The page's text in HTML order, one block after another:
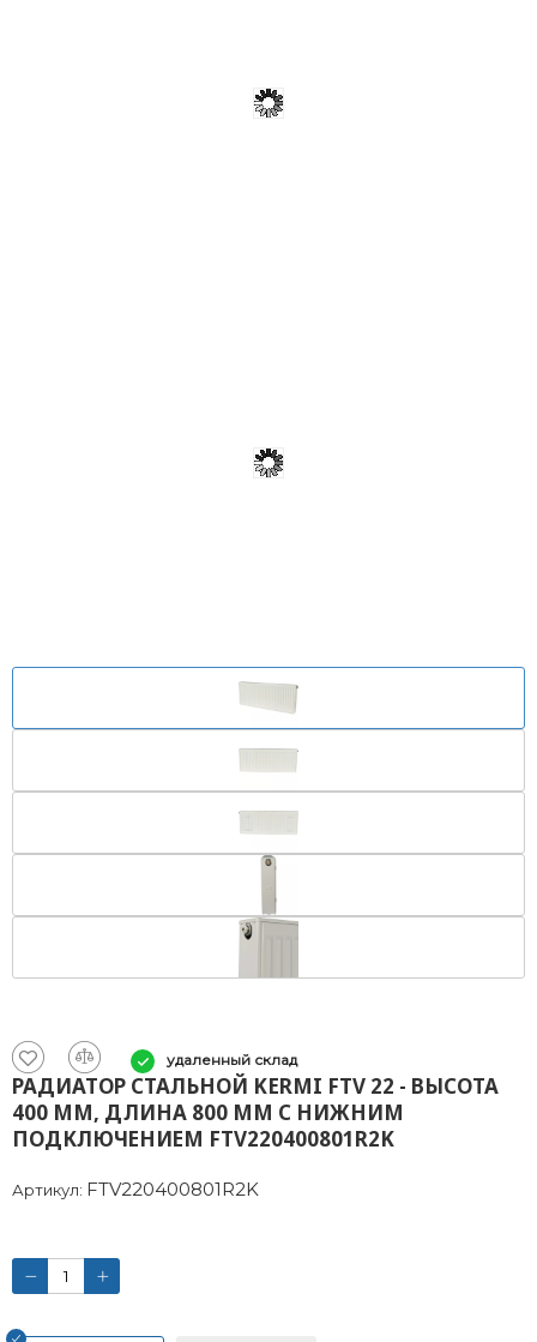
удаленный склад
РАДИАТОР СТАЛЬНОЙ KERMI FTV 22 - ВЫСОТА
400 ММ, ДЛИНА 800 ММ С НИЖНИМ
ПОДКЛЮЧЕНИЕМ FTV220400801R2K
Артикул: FTV220400801R2K